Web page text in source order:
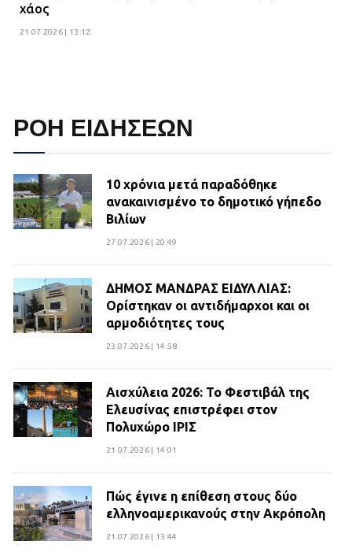
χάος
21.07.2026 | 13:12
ΡΟΗ ΕΙΔΗΣΕΩΝ
10 χρόνια μετά παραδόθηκε
ανακαινισμένο το δημοτικό γήπεδο
Βιλίων
27.07.2026 | 20:49
ΔΗΜΟΣ ΜΑΝΔΡΑΣ ΕΙΔΥΛΛΙΑΣ:
Ορίστηκαν οι αντιδήμαρχοι και οι
αρμοδιότητες τους
23.07.2026 | 14:58
Αισχύλεια 2026: Το Φεστιβάλ της
Ελευσίνας επιστρέφει στον
Πολυχώρο ΙΡΙΣ
21.07.2026 | 14:01
Πώς έγινε η επίθεση στους δύο
ελληνοαμερικανούς στην Ακρόπολη
21.07.2026 | 13:44